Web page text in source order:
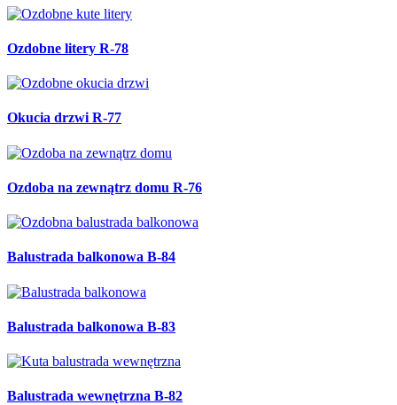
Ozdobne litery R-78
Okucia drzwi R-77
Ozdoba na zewnątrz domu R-76
Balustrada balkonowa B-84
Balustrada balkonowa B-83
Balustrada wewnętrzna B-82